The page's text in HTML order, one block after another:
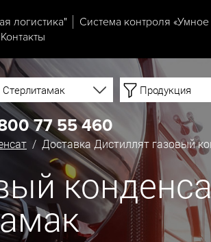
логистика" Система контроля
Контакты
Стерлитамак Продукция
77 55 460
/ Доставка Дистиллят газовый